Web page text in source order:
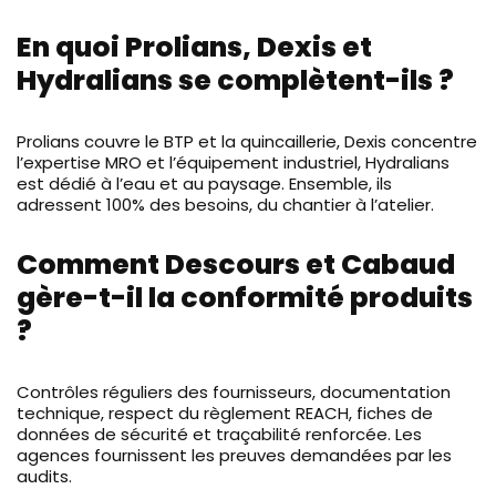
En quoi Prolians, Dexis et
Hydralians se complètent-ils ?
Prolians couvre le BTP et la quincaillerie, Dexis concentre
l’expertise MRO et l’équipement industriel, Hydralians
est dédié à l’eau et au paysage. Ensemble, ils
adressent 100% des besoins, du chantier à l’atelier.
Comment Descours et Cabaud
gère-t-il la conformité produits
?
Contrôles réguliers des fournisseurs, documentation
technique, respect du règlement REACH, fiches de
données de sécurité et traçabilité renforcée. Les
agences fournissent les preuves demandées par les
audits.